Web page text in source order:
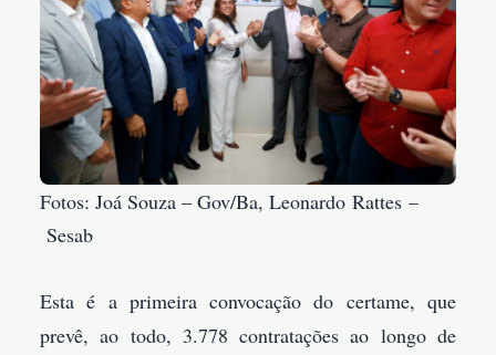
Fotos: Joá Souza – Gov/Ba, Leonardo Rattes –
Sesab
Esta é a primeira convocação do certame, que
prevê, ao todo, 3.778 contratações ao longo de